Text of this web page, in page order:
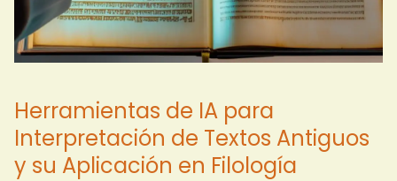
Herramientas de IA para
Interpretación de Textos Antiguos
y su Aplicación en Filología